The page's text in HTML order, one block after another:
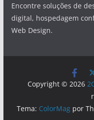
Encontre soluções de
digital, hospedagem
Web Design.
Copyright © 2026
Tema: ColorMagpor